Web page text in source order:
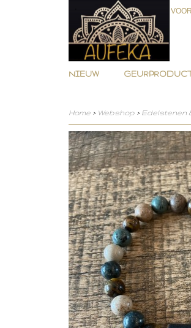
NIEUW
Home > Webshop > Edelstenen